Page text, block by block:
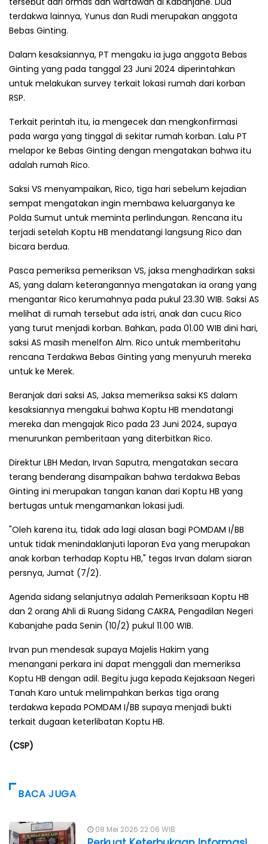
terdakwa lainnya, Yunus dan Rudi merupakan anggota
Bebas Ginting.
Dalam kesaksiannya, PT mengaku ia juga anggota Bebas
Ginting yang pada tanggal 23 Juni 2024 diperintahkan
untuk melakukan survey terkait lokasi rumah dari korban
RSP.
Terkait perintah itu, ia mengecek dan mengkonfirmasi
pada warga yang tinggal di sekitar rumah korban. Lalu PT
melapor ke Bebas Ginting dengan mengatakan bahwa itu
adalah rumah Rico.
Saksi VS menyampaikan, Rico, tiga hari sebelum kejadian
sempat mengatakan ingin membawa keluarganya ke
Polda Sumut untuk meminta perlindungan. Rencana itu
terjadi setelah Koptu HB mendatangi langsung Rico dan
bicara berdua.
Pasca pemeriksa pemeriksan VS, jaksa menghadirkan saksi
AS, yang dalam keterangannya mengatakan ia orang yang
mengantar Rico kerumahnya pada pukul 23.30 WIB. Saksi AS
melihat di rumah tersebut ada istri, anak dan cucu Rico
yang turut menjadi korban. Bahkan, pada 01.00 WIB dini hari,
saksi AS masih menelfon Alm. Rico untuk memberitahu
rencana Terdakwa Bebas Ginting yang menyuruh mereka
untuk ke Merek.
Beranjak dari saksi AS, Jaksa memeriksa saksi KS dalam
kesaksiannya mengakui bahwa Koptu HB mendatangi
mereka dan mengajak Rico pada 23 Juni 2024, supaya
menurunkan pemberitaan yang diterbitkan Rico.
Direktur LBH Medan, Irvan Saputra, mengatakan secara
terang benderang disampaikan bahwa terdakwa Bebas
Ginting ini merupakan tangan kanan dari Koptu HB yang
bertugas untuk mengamankan lokasi judi.
"Oleh karena itu, tidak ada lagi alasan bagi POMDAM I/BB
untuk tidak menindaklanjuti laporan Eva yang merupakan
anak korban terhadap Koptu HB," tegas Irvan dalam siaran
persnya, Jumat (7/2).
Agenda sidang selanjutnya adalah Pemeriksaan Koptu HB
dan 2 orang Ahli di Ruang Sidang CAKRA, Pengadilan Negeri
Kabanjahe pada Senin (10/2) pukul 11.00 WIB.
Irvan pun mendesak supaya Majelis Hakim yang
menangani perkara ini dapat menggali dan memeriksa
Koptu HB dengan adil. Begitu juga kepada Kejaksaan Negeri
Tanah Karo untuk melimpahkan berkas tiga orang
terdakwa kepada POMDAM I/BB supaya menjadi bukti
terkait dugaan keterlibatan Koptu HB.
(CSP)
BACA JUGA
08 Mei 2026 22:06 WIB